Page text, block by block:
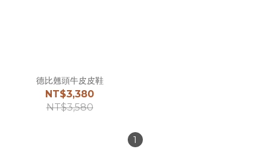
德比翹頭牛皮皮鞋
NT$3,380
NT$3,580
1